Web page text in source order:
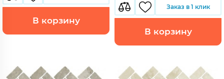
В корзину
Заказ в 1 клик
В корзину